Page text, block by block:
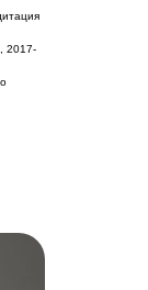
2017-